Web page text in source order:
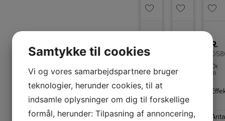
til
og
en
22
hårtørring
hjælp
Botanicals
hårtørreren
fra
Remington.
EAN
nummer
5038061140446
på
2300W
giver
Remington's
Farve
Effekt
2300
Remington Hårtørrer Sapphire Luxe
Den
Samtykke til cookies
Vi og vores samarbejdspartnere bruger
teknologier, herunder cookies, til at
indsamle oplysninger om dig til forskellige
formål, herunder: Tilpasning af annoncering,